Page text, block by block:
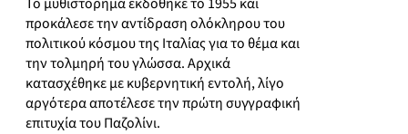
προκάλεσε την αντίδραση ολόκληρου του
πολιτικού κόσμου της Ιταλίας για το θέμα και
την τολμηρή του γλώσσα. Αρχικά
κατασχέθηκε με κυβερνητική εντολή, λίγο
αργότερα αποτέλεσε την πρώτη συγγραφική
επιτυχία του Παζολίνι.